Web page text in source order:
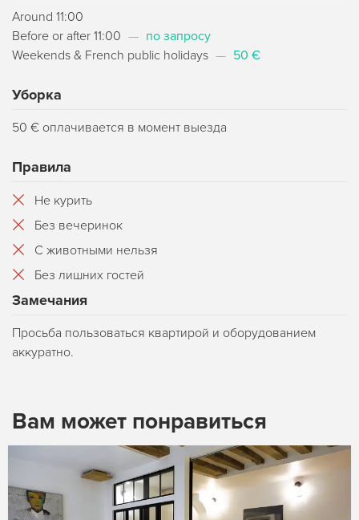
Around 11:00
Before or after 11:00 — по запросу
Weekends & French public holidays — 50 €
Уборка
50 € оплачивается в момент выезда
Правила
Не курить
Без вечеринок
С животными нельзя
Без лишних гостей
Замечания
Просьба пользоваться квартирой и оборудованием
аккуратно.
Вам может понравиться